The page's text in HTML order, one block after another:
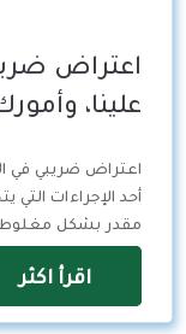
اعتراض
علينا،
اعتراض ضريبي في
أحد الإجراءات التي
مقدر بشكل
اقرأ اكثر